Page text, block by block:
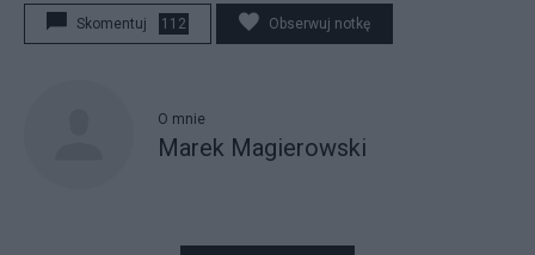
Skomentuj 112 Obserwuj notkę
O mnie
Marek Magierowski